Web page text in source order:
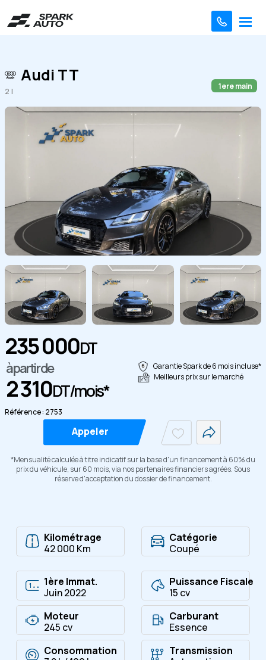
Audi TT
2 l 1ere main
235 000DT
à partir de
2 310DT/mois*
Référence : 2753
Garantie Spark de 6 mois incluse*
Meilleurs prix sur le marché
Appeler
*Mensualité calculée à titre indicatif sur la base d'un financement à 60% du
prix du véhicule, sur 60 mois, via nos partenaires financiers agréés. Sous
réserve d'acceptation du dossier de financement.
Kilométrage
42 000 Km
Catégorie
Coupé
1ère Immat.
Juin 2022
Puissance Fiscale
15 cv
Moteur
245 cv
Carburant
Essence
Consommation
Transmission
Copier